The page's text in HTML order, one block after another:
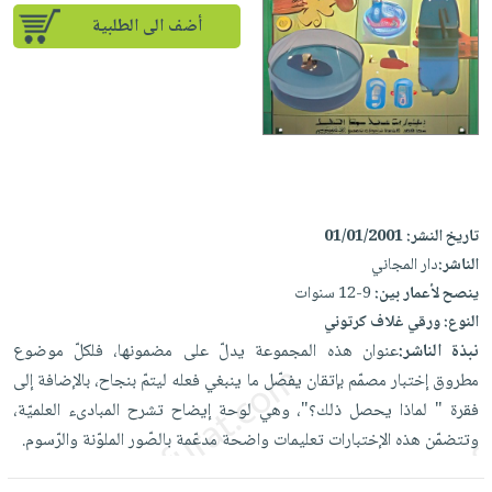
إختياراتنا
كتب
أكاديمية
صندوق
iKitab
بلا
حدود
أسئلة
تحميل
iKitab
على
Android
تحميل
iKitab
على
Apple
أسئلة
يتكرر
طرحها
تحميل
masmu3
تحميل
masmu3
على
Apple
المواضيع
الأكثر
مبيعاً
إختياراتنا
صندوق
القراءة
جوائز
تعليمية
الصحة
والعناية
أجهزة
العناية
الشخصية
العناية
وتصفيف
الشعر
العناية
بالجسم
المطبخ
والسفرة
جديد
الكل
أواني
الطهي
أدوات
متجر
الهدايا
أقسام
أضف الى الطلبية
تاريخ النشر:01/01/2001
الناشر:دار المجاني
ينصح لأعمار بين:9-12 سنوات
النوع:ورقي غلاف كرتوني
نبذة الناشر:عنوان هذه المجموعة يدلّ على مضمونها، فلكلّ موضوع
مطروق إختبار مصمّم بإتقان يفصّل ما ينبغي فعله ليتمّ بنجاح، بالإضافة إلى
فقرة " لماذا يحصل ذلك؟"، وهي لوحة إيضاح تشرح المبادىء العلميّة،
وتتضمّن هذه الإختبارات تعليمات واضحة مدعّمة بالصّور الملوّنة والرّسوم.